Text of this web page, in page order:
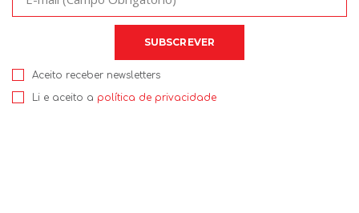
Aceito receber newsletters
Li e aceito a política de privacidade